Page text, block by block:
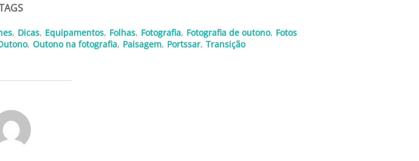
, Dicas, Equipamentos, Folhas, Fotografia, Fotografia de outono, Fotos
, Outono na fotografia, Paisagem, Portssar, Transição
DO POST